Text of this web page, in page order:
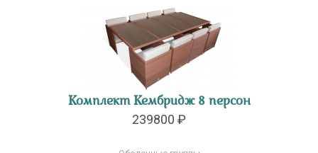
Комплект Кембридж 8 персон
239800 ₽